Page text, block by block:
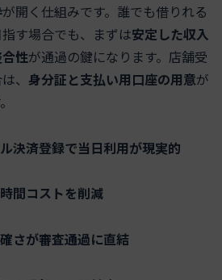
が開く仕組みです。誰でも借りれる
す場合でも、まずは安定した収入
性が通過の鍵になります。店舗受
、 身分証と支払い用口座の用意が
決済登録で当日利用が現実的
間コストを削減
さが審査通過に直結